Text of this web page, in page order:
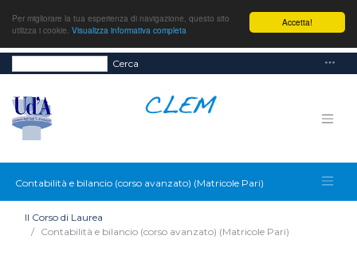
Accetta!
Per migliorare la tua esperienza di navigazione, questo sito
utilizza i cookie. Visualizza informativa completa
Cerca
Contabilità e bilancio (corso avanzato) (Matricole Pari)
Il Corso di Laurea
Contabilità e bilancio (corso avanzato) (Matricole Pari)